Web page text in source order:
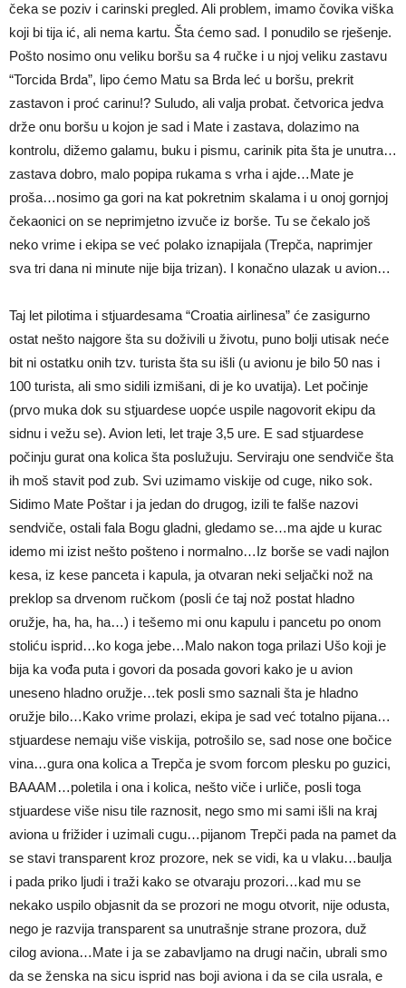
čeka se poziv i carinski pregled. Ali problem, imamo čovika viška
koji bi tija ić, ali nema kartu. Šta ćemo sad. I ponudilo se rješenje.
Pošto nosimo onu veliku boršu sa 4 ručke i u njoj veliku zastavu
“Torcida Brda”, lipo ćemo Matu sa Brda leć u boršu, prekrit
zastavon i proć carinu!? Suludo, ali valja probat. četvorica jedva
drže onu boršu u kojon je sad i Mate i zastava, dolazimo na
kontrolu, dižemo galamu, buku i pismu, carinik pita šta je unutra…
zastava dobro, malo popipa rukama s vrha i ajde…Mate je
proša…nosimo ga gori na kat pokretnim skalama i u onoj gornjoj
čekaonici on se neprimjetno izvuče iz borše. Tu se čekalo još
neko vrime i ekipa se već polako iznapijala (Trepča, naprimjer
sva tri dana ni minute nije bija trizan). I konačno ulazak u avion…
Taj let pilotima i stjuardesama “Croatia airlinesa” će zasigurno
ostat nešto najgore šta su doživili u životu, puno bolji utisak neće
bit ni ostatku onih tzv. turista šta su išli (u avionu je bilo 50 nas i
100 turista, ali smo sidili izmišani, di je ko uvatija). Let počinje
(prvo muka dok su stjuardese uopće uspile nagovorit ekipu da
sidnu i vežu se). Avion leti, let traje 3,5 ure. E sad stjuardese
počinju gurat ona kolica šta poslužuju. Serviraju one sendviče šta
ih moš stavit pod zub. Svi uzimamo viskije od cuge, niko sok.
Sidimo Mate Poštar i ja jedan do drugog, izili te falše nazovi
sendviče, ostali fala Bogu gladni, gledamo se…ma ajde u kurac
idemo mi izist nešto pošteno i normalno…Iz borše se vadi najlon
kesa, iz kese panceta i kapula, ja otvaran neki seljački nož na
preklop sa drvenom ručkom (posli će taj nož postat hladno
oružje, ha, ha, ha…) i tešemo mi onu kapulu i pancetu po onom
stoliću isprid…ko koga jebe…Malo nakon toga prilazi Ušo koji je
bija ka vođa puta i govori da posada govori kako je u avion
uneseno hladno oružje…tek posli smo saznali šta je hladno
oružje bilo…Kako vrime prolazi, ekipa je sad već totalno pijana…
stjuardese nemaju više viskija, potrošilo se, sad nose one bočice
vina…gura ona kolica a Trepča je svom forcom plesku po guzici,
BAAAM…poletila i ona i kolica, nešto viče i urliče, posli toga
stjuardese više nisu tile raznosit, nego smo mi sami išli na kraj
aviona u frižider i uzimali cugu…pijanom Trepči pada na pamet da
se stavi transparent kroz prozore, nek se vidi, ka u vlaku…baulja
i pada priko ljudi i traži kako se otvaraju prozori…kad mu se
nekako uspilo objasnit da se prozori ne mogu otvorit, nije odusta,
nego je razvija transparent sa unutrašnje strane prozora, duž
cilog aviona…Mate i ja se zabavljamo na drugi način, ubrali smo
da se ženska na sicu isprid nas boji aviona i da se cila usrala, e